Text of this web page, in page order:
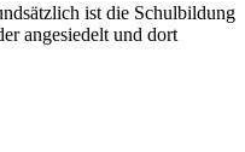
ist die Schulbildung
angesiedelt und dort